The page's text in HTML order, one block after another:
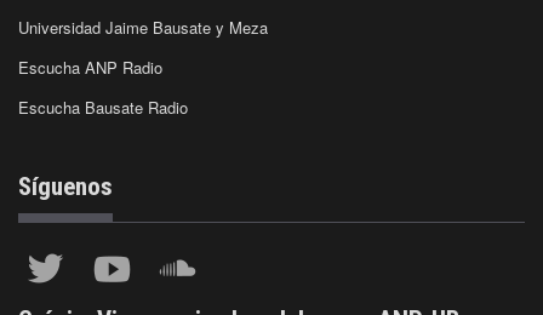
Universidad Jaime Bausate y Meza
Escucha ANP Radio
Escucha Bausate Radio
Síguenos